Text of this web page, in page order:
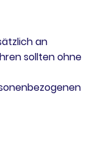
an
sollten ohne